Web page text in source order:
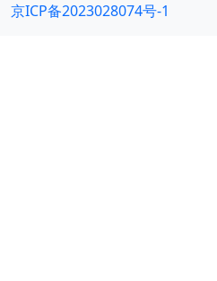
京ICP备2023028074号-1